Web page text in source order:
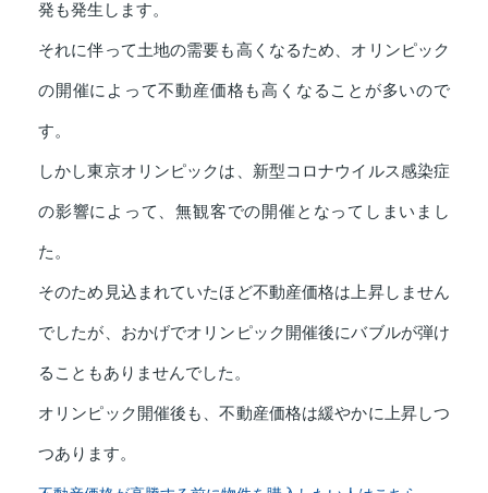
発も発生します。
それに伴って土地の需要も高くなるため、オリンピック
の開催によって不動産価格も高くなることが多いので
す。
しかし東京オリンピックは、新型コロナウイルス感染症
の影響によって、無観客での開催となってしまいまし
た。
そのため見込まれていたほど不動産価格は上昇しません
でしたが、おかげでオリンピック開催後にバブルが弾け
ることもありませんでした。
オリンピック開催後も、不動産価格は緩やかに上昇しつ
つあります。